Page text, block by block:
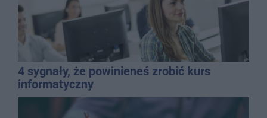
4 sygnały, że powinieneś zrobić kurs
informatyczny